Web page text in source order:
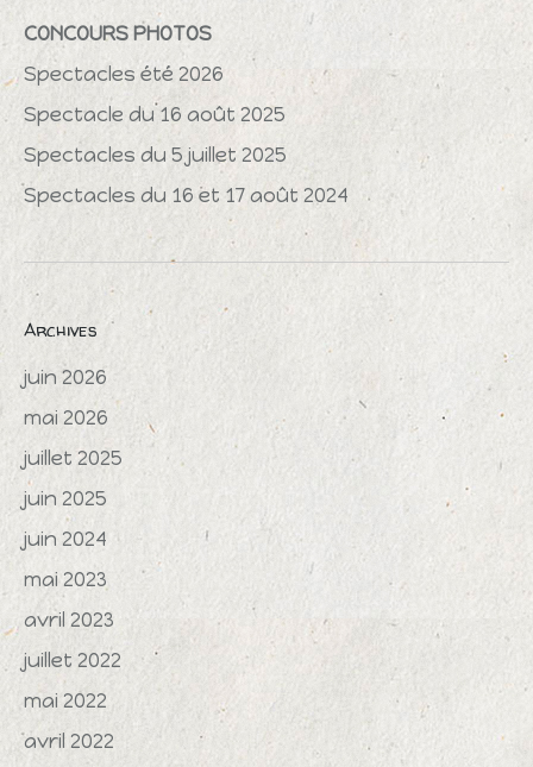
CONCOURS PHOTOS
Spectacles été 2026
Spectacle du 16 août 2025
Spectacles du 5 juillet 2025
Spectacles du 16 et 17 août 2024
Archives
juin 2026
mai 2026
juillet 2025
juin 2025
juin 2024
mai 2023
avril 2023
juillet 2022
mai 2022
avril 2022